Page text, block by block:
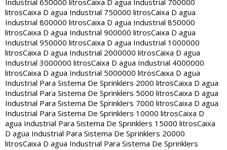
Industrial 650000 litrosCaixa D agua Industrial 700000
litrosCaixa D agua Industrial 750000 litrosCaixa D agua
Industrial 800000 litrosCaixa D agua Industrial 850000
litrosCaixa D agua Industrial 900000 litrosCaixa D agua
Industrial 950000 litrosCaixa D agua Industrial 1000000
litrosCaixa D agua Industrial 2000000 litrosCaixa D agua
Industrial 3000000 litrosCaixa D agua Industrial 4000000
litrosCaixa D agua Industrial 5000000 litrosCaixa D agua
Industrial Para Sistema De Sprinklers 2000 litrosCaixa D agua
Industrial Para Sistema De Sprinklers 5000 litrosCaixa D agua
Industrial Para Sistema De Sprinklers 7000 litrosCaixa D agua
Industrial Para Sistema De Sprinklers 10000 litrosCaixa D
agua Industrial Para Sistema De Sprinklers 15000 litrosCaixa
D agua Industrial Para Sistema De Sprinklers 20000
litrosCaixa D agua Industrial Para Sistema De Sprinklers